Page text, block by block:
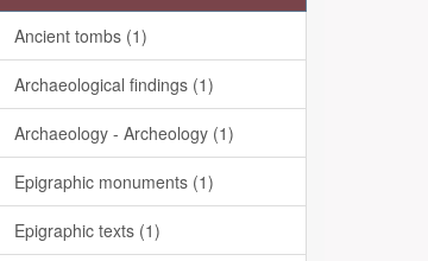
Ancient tombs (1)
Archaeological findings (1)
Archaeology - Archeology (1)
Epigraphic monuments (1)
Epigraphic texts (1)